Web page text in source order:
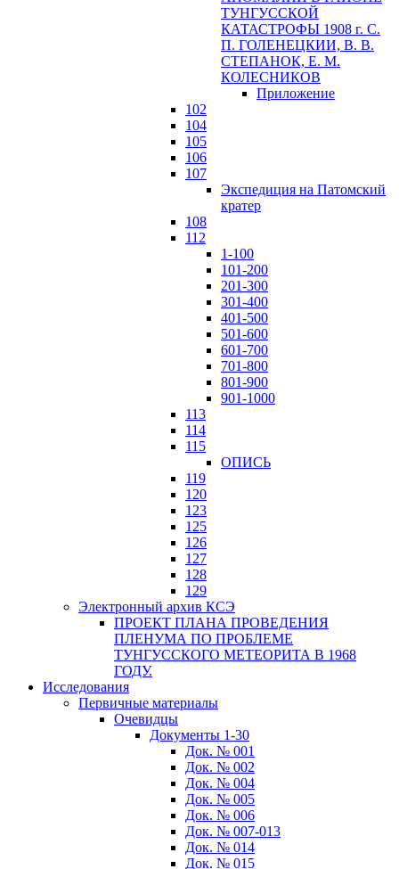
ТУНГУССКОЙ
КАТАСТРОФЫ 1908 г. С.
П. ГОЛЕНЕЦКИИ, В. В.
СТЕПАНОК, Е. М.
КОЛЕСНИКОВ
Приложение
102
104
105
106
107
Экспедиция на Патомский
кратер
108
112
1-100
101-200
201-300
301-400
401-500
501-600
601-700
701-800
801-900
901-1000
113
114
115
ОПИСЬ
119
120
123
125
126
127
128
129
Электронный архив КСЭ
ПРОЕКТ ПЛАНА ПРОВЕДЕНИЯ
ПЛЕНУМА ПО ПРОБЛЕМЕ
ТУНГУССКОГО МЕТЕОРИТА В 1968
ГОДУ.
Исследования
Первичные материалы
Очевидцы
Документы 1-30
Док. № 001
Док. № 002
Док. № 004
Док. № 005
Док. № 006
Док. № 007-013
Док. № 014
Док. № 015